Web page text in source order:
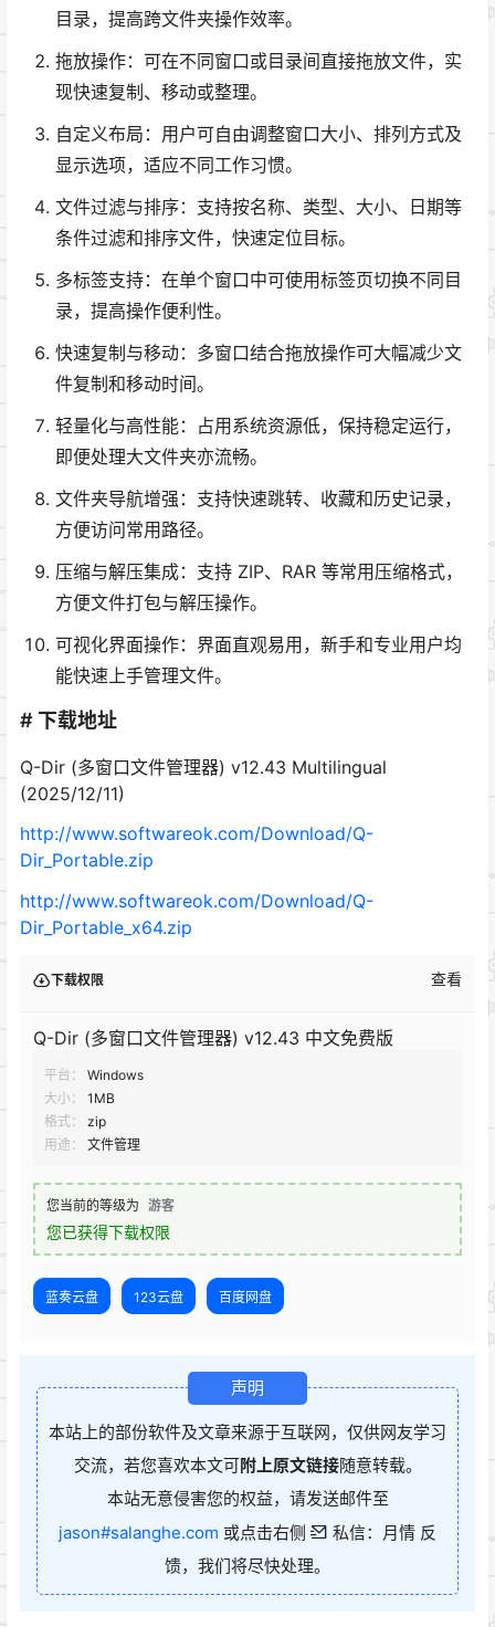
目录，提高跨文件夹操作效率。
拖放操作：可在不同窗口或目录间直接拖放文件，实
现快速复制、移动或整理。
自定义布局：用户可自由调整窗口大小、排列方式及
显示选项，适应不同工作习惯。
文件过滤与排序：支持按名称、类型、大小、日期等
条件过滤和排序文件，快速定位目标。
多标签支持：在单个窗口中可使用标签页切换不同目
录，提高操作便利性。
快速复制与移动：多窗口结合拖放操作可大幅减少文
件复制和移动时间。
轻量化与高性能：占用系统资源低，保持稳定运行，
即便处理大文件夹亦流畅。
文件夹导航增强：支持快速跳转、收藏和历史记录，
方便访问常用路径。
压缩与解压集成：支持 ZIP、RAR 等常用压缩格式，
方便文件打包与解压操作。
可视化界面操作：界面直观易用，新手和专业用户均
能快速上手管理文件。
# 下载地址
Q-Dir (多窗口文件管理器) v12.43 Multilingual
(2025/12/11)
http://www.softwareok.com/Download/Q-
Dir_Portable.zip
http://www.softwareok.com/Download/Q-
Dir_Portable_x64.zip
下载权限 查看
Q-Dir (多窗口文件管理器) v12.43 中文免费版
平台：
Windows
大小：
1MB
格式：
zip
用途：
文件管理
您当前的等级为 游客
您已获得下载权限
蓝奏云盘 123云盘 百度网盘
声明
本站上的部份软件及文章来源于互联网，仅供网友学习
交流，若您喜欢本文可附上原文链接随意转载。
本站无意侵害您的权益，请发送邮件至
jason#salanghe.com 或点击右侧
私信：月情 反
馈，我们将尽快处理。